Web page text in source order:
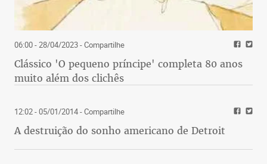
06:00 - 28/04/2023- Compartilhe
Clássico 'O pequeno príncipe' completa 80 anos
muito além dos clichês
12:02 - 05/01/2014- Compartilhe
A destruição do sonho americano de Detroit